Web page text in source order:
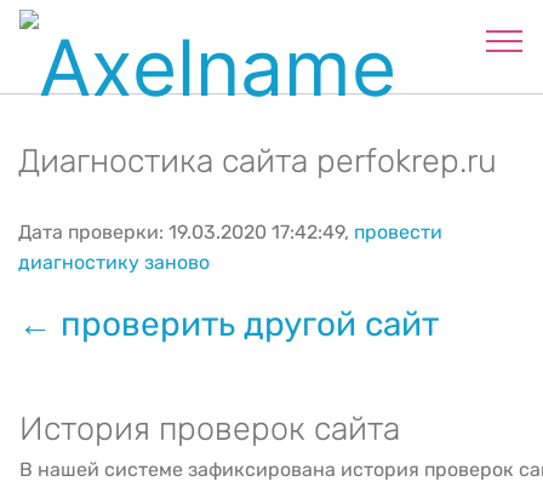
Диагностика сайта perfokrep.ru
Дата проверки: 19.03.2020 17:42:49, провести
диагностику заново
← проверить другой сайт
История проверок сайта
В нашей системе зафиксирована история проверок